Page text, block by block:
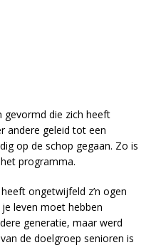
gevormd die zich heeft
andere geleid tot een
op de schop gegaan. Zo is
programma.
ongetwijfeld z’n ogen
leven moet hebben
generatie, maar werd
de doelgroep senioren is